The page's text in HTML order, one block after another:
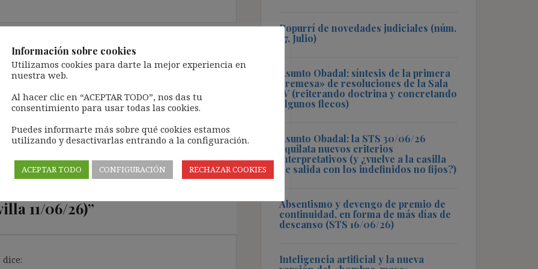
POPURRÍ DE NOVEDADES JUDICIALES (NÚM. 56,
y el criterio de la Sala IV, la
indefinido no fijo debe
por despido
11/06/26)”
dice:
Popurrí de novedades judiciales (núm.
57, Julio)
Asunto Obadal: síntesis de la primera
«remesa» de resoluciones de la Sala
IV (reiterando doctrina y concretando
algunos flecos)
Asunto Obadal: la STS 30/06/26
aquilata nuevos criterios
interpretativos (y ¿vuelve a la casilla
de salida con los indefinidos no fijos?)
Absentismo y devengo de premio de
continuidad, en forma de más días de
descanso (STS 16/06/26)
Inteligencia artificial y la nueva
Información sobre cookies
Utilizamos cookies para darte la mejor experiencia en
nuestra web.
Al hacer clic en “ACEPTAR TODO”, nos das tu
consentimiento para usar todas las cookies.
Puedes informarte más sobre qué cookies estamos
utilizando y desactivarlas entrando a la configuración.
ACEPTAR TODO CONFIGURACIÓN RECHAZAR COOKIES